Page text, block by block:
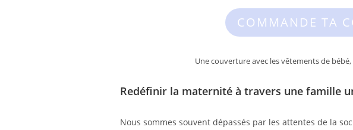
COMMANDE TA
Une couverture avec les vêtements de
Redéfinir la maternité à travers une famille
Nous sommes souvent dépassés par les attentes de la